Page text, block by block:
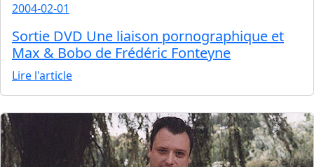
2004-02-01
Sortie DVD Une liaison pornographique et
Max & Bobo de Frédéric Fonteyne
Lire l'article